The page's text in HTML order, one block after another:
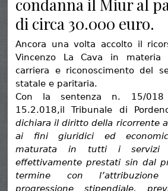
condanna il Miur al
di circa 30.000 euro.
Ancora una volta accolto il
Vincenzo La Cava in materia
carriera e riconoscimento del
statale e paritaria.
Con la sentenza n. 15/
15.2.018,il Tribunale di
dichiara il diritto della ricorrente
ai fini giuridici ed economici
maturata in tutti i servizi
effettivamente prestati sin dal
termine con
progressione stipendiale,